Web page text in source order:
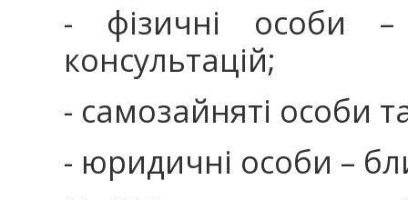
- фізичні особи
консультацій;
- самозайняті особи
- юридичні особи –